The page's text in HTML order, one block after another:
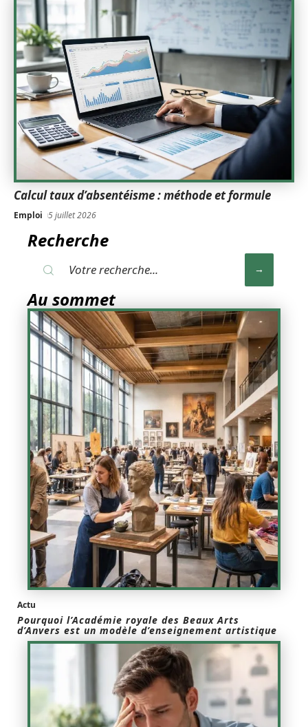
Calcul taux d’absentéisme : méthode et formule
Emploi 5 juillet 2026
Recherche
Au sommet
Actu
Pourquoi l’Académie royale des Beaux Arts
d’Anvers est un modèle d’enseignement artistique